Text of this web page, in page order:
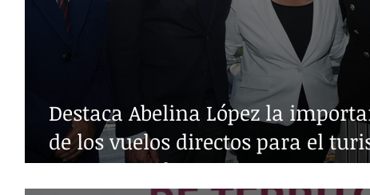
Destaca Abelina López la
de los vuelos directos para el
entre Acapulco y Monterrey